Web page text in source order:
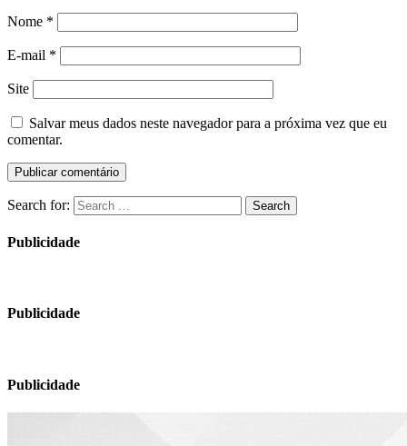
Nome *
E-mail *
Site
Salvar meus dados neste navegador para a próxima vez que eu
comentar.
Search for: Search
Publicidade
Publicidade
Publicidade